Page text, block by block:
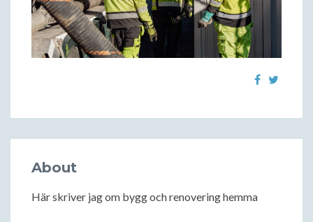
About
Här skriver jag om bygg och renovering hemma